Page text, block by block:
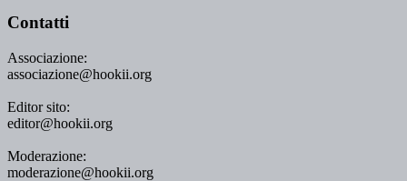
Contatti
Associazione:
associazione@hookii.org
Editor sito:
editor@hookii.org
Moderazione:
moderazione@hookii.org